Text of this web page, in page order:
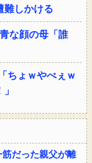
しかける
な顔の母「誰
ちょｗやべぇｗ
だった親父が離